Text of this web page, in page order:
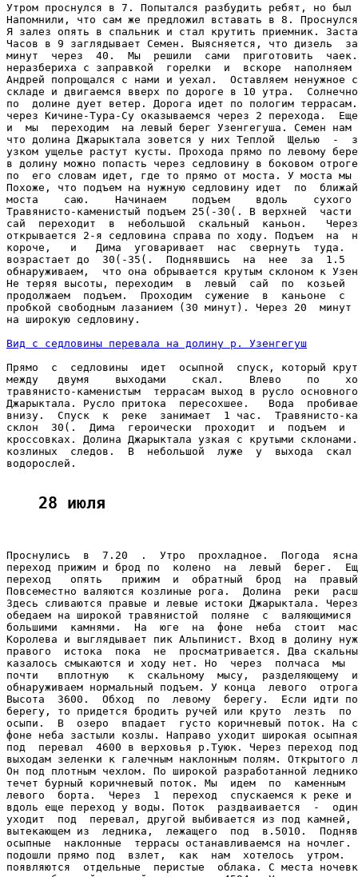
Утром проснулся в 7. Попытался разбудить ребят, но был
Напомнили, что сам же предложил вставать в 8.
Я залез опять в спальник и стал крутить приемник.
Часов в 9 заглядывает Семен. Выясняется, что дизель
минут  через  40.  Мы  решили  сами  приготовить
неразбериха с заправкой  горелки  и  вскоре
Андрей попрощался с нами и уехал.  Оставляем ненужное
складе и двигаемся вверх по дороге в 10 утра.
по  долине дует ветер. Дорога идет по пологим
через Кичине-Тура-Су оказываемся через 2 перехода.
и  мы  переходим  на левый берег Узенгегуша. Семен нам
что долина Джарыктала зовется у них Теплой  Щелью  -
узком ущелье растут кусты. Прохода прямо по левому
в долину можно попасть через седловину в боковом
по  его словам идет, где то прямо от моста. У моста мы
Похоже, что подъем на нужную седловину идет  по
моста    саю.    Начинаем    подъем    вдоль    сухого
Травянисто-каменистый подъем 25(-30(. В верхней  части
сай  переходит  в  небольшой  скальный  каньон.   Через
открывается 2-я седловина справа по ходу. Подъем  на
короче,   и   Дима  уговаривает  нас  свернуть  туда.
возрастает до  30(-35(.  Поднявшись  на  нее  за  1.5
обнаруживаем,  что она обрывается крутым склоном к
Не теряя высоты, переходим  в  левый  сай  по  козьей
продолжаем  подъем.  Проходим  сужение  в  каньоне  с
пробкой свободным лазанием (30 минут). Через 20  минут
на широкую седловину.
Вид с седловины перевала на долину р. Узенгегуш
Прямо  с  седловины  идет  осыпной  спуск, который
между   двумя    выходами    скал.    Влево    по
травянисто-каменистым  террасам выход в русло
Джарыктала. Русло притока  пересохшее.   Вода
внизу.  Спуск  к  реке  занимает  1 час.  Травянисто-
склон  30(.  Дима  героически  проходит  и  подъем  и
кроссовках. Долина Джарыктала узкая с крутыми
козлиных  следов.  В  небольшой  луже  у  выхода  скал
водорослей.
28 июля
Проснулись  в  7.20  .  Утро  прохладное.  Погода
переход прижим и брод по  колено  на  левый  берег.
переход   опять   прижим  и  обратный  брод  на
Повсеместно валяются козлиные рога.  Долина  реки
Здесь сливаются правые и левые истоки Джарыктала.
обедаем на широкой травянистой  поляне  с  валяющимися
большими  камнями.  На  юге  на  фоне  неба  стоит
Королева и выглядывает пик Альпинист. Вход в долину
правого  истока  пока  не  просматривается. Два
казалось смыкаются и ходу нет. Но  через  полчаса  мы
почти   вплотную   к  скальному  мысу,  разделяющему
обнаруживаем нормальный подъем. У конца  левого
Высота  3600.  Обход  по  левому  берегу.  Если идти по
берегу, то придется бродить ручей или круто  лезть  по
осыпи.  В  озеро  впадает  густо коричневый поток. На
фоне неба застыли козлы. Направо уходит широкая
под  перевал  4600 в верховья р.Туюк. Через переход
выходам зеленки к галечным наклонным полям. Открытого
Он под плотным чехлом. По широкой разработанной
течет бурный коричневый поток. Мы  идем  по  каменным
левого  борта.  Через  1  переход  спускаемся к реке и
вдоль еще переход у воды. Поток  раздваивается  -
уходит  под  перевал, другой выбивается из под
вытекающем из  ледника,  лежащего  под  в.5010.
осыпные  наклонные  террасы останавливаемся на
подошли прямо под  взлет,  как  нам  хотелось  утром.
появляются  отдельные  перистые  облака. С места